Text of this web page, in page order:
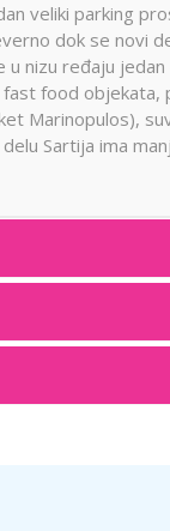
veliki parking
dok se novi
nizu ređaju
food
Marinopulos),
Sartija ima